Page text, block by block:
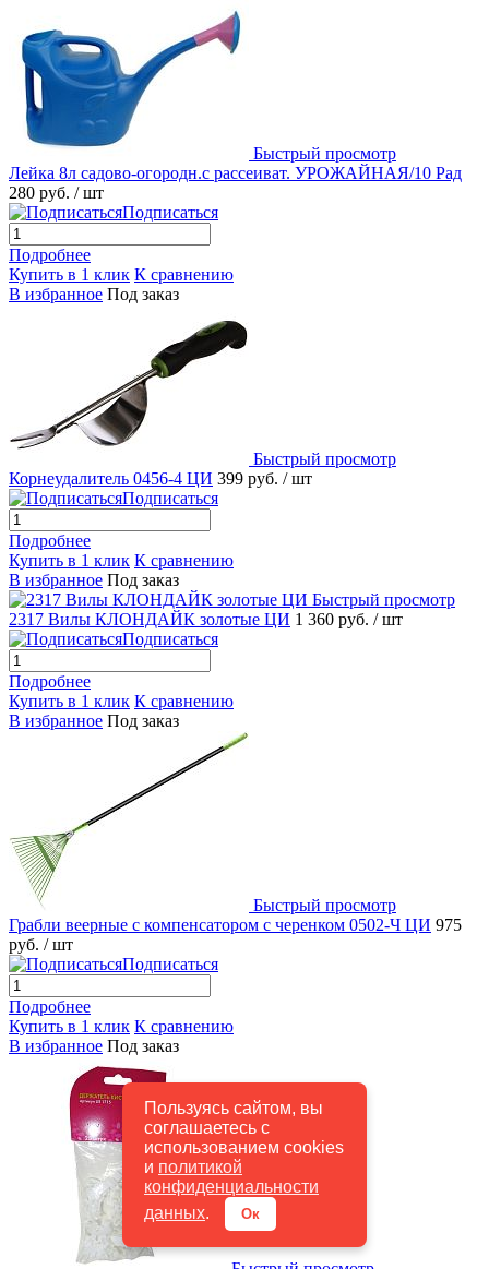
Пользуясь сайтом, вы
соглашаетесь с
использованием cookies
и политикой
конфиденциальности
данных. Ок
Быстрый просмотр
Лейка 8л садово-огородн.с рассеиват. УРОЖАЙНАЯ/10 Рад
280 руб. / шт
Подписаться
Подробнее
Купить в 1 клик К сравнению
В избранное Под заказ
Быстрый просмотр
Корнеудалитель 0456-4 ЦИ 399 руб. / шт
Подписаться
Подробнее
Купить в 1 клик К сравнению
В избранное Под заказ
Быстрый просмотр
2317 Вилы КЛОНДАЙК золотые ЦИ 1 360 руб. / шт
Подписаться
Подробнее
Купить в 1 клик К сравнению
В избранное Под заказ
Быстрый просмотр
Грабли веерные с компенсатором с черенком 0502-Ч ЦИ 975
руб. / шт
Подписаться
Подробнее
Купить в 1 клик К сравнению
В избранное Под заказ